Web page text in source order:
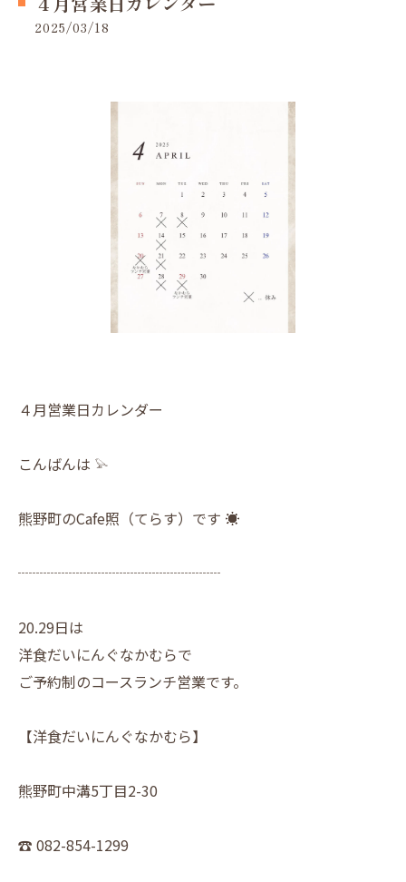
2025/03/18
４月営業日カレンダー
こんばんは 𓅫
熊野町のCafe照（てらす）です ☀︎
┈┈┈┈┈┈┈┈┈┈┈┈┈┈
20.29日は
洋食だいにんぐなかむらで
ご予約制のコースランチ営業です。
【洋食だいにんぐなかむら】
熊野町中溝5丁目2-30
☎︎ 082-854-1299